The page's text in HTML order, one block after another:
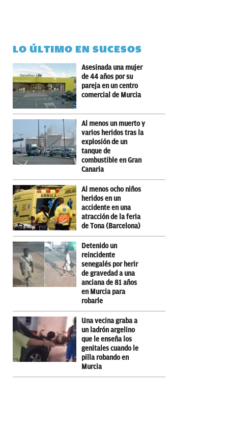
LO ÚLTIMO EN SUCESOS
Asesinada una mujer
de 44 años por su
pareja en un centro
comercial de Murcia
Al menos un muerto y
varios heridos tras la
explosión de un
tanque de
combustible en Gran
Canaria
Al menos ocho niños
heridos en un
accidente en una
atracción de la feria
de Tona (Barcelona)
Detenido un
reincidente
senegalés por herir
de gravedad a una
anciana de 81 años
en Murcia para
robarle
Una vecina graba a
un ladrón argelino
que le enseña los
genitales cuando le
pilla robando en
Murcia